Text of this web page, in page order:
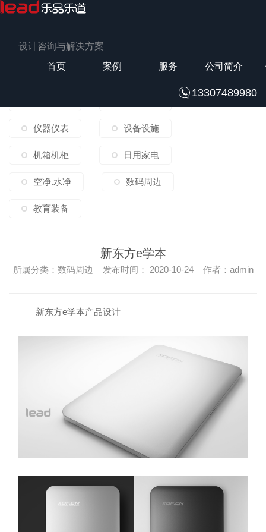
设计咨询与解决方案
首页
案例 服务 公司简介
13307489980
仪器仪表 设备设施
机箱机柜 日用家电
空净.水净 数码周边
教育装备
新东方e学本
所属分类：数码周边 发布时间： 2020-10-24 作者：admin
新东方e学本产品设计